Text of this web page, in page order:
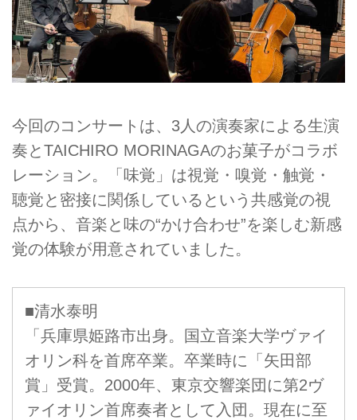
今回のコンサートは、3人の演奏家による生演
奏とTAICHIRO MORINAGAのお菓子がコラボ
レーション。「味覚」は視覚・嗅覚・触覚・
聴覚と密接に関係しているという共感覚の視
点から、音楽と味の“かけ合わせ”を楽しむ新感
覚の体験が用意されていました。
■清水泰明
「兵庫県姫路市出身。国立音楽大学ヴァイ
オリン科を首席卒業。卒業時に「矢田部
賞」受賞。2000年、東京交響楽団に第2ヴ
ァイオリン首席奏者として入団。現在に至